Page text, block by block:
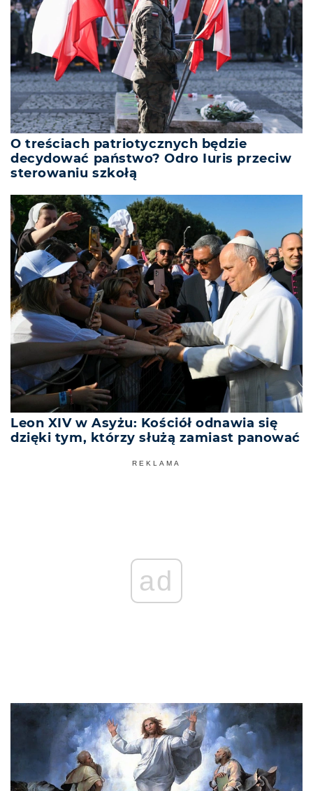
O treściach patriotycznych będzie
decydować państwo? Odro Iuris przeciw
sterowaniu szkołą
Leon XIV w Asyżu: Kościół odnawia się
dzięki tym, którzy służą zamiast panować
REKLAMA
ad